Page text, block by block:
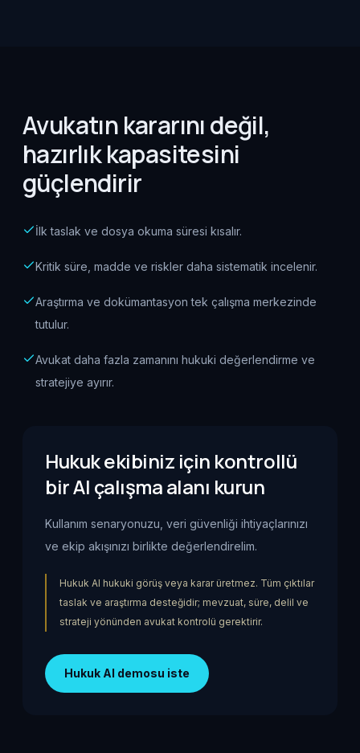
Avukatın kararını değil,
hazırlık kapasitesini
güçlendirir
İlk taslak ve dosya okuma süresi kısalır.
Kritik süre, madde ve riskler daha sistematik incelenir.
Araştırma ve dokümantasyon tek çalışma merkezinde
tutulur.
Avukat daha fazla zamanını hukuki değerlendirme ve
stratejiye ayırır.
Hukuk ekibiniz için kontrollü
bir AI çalışma alanı kurun
Kullanım senaryonuzu, veri güvenliği ihtiyaçlarınızı
ve ekip akışınızı birlikte değerlendirelim.
Hukuk AI hukuki görüş veya karar üretmez. Tüm çıktılar
taslak ve araştırma desteğidir; mevzuat, süre, delil ve
strateji yönünden avukat kontrolü gerektirir.
Hukuk AI demosu iste